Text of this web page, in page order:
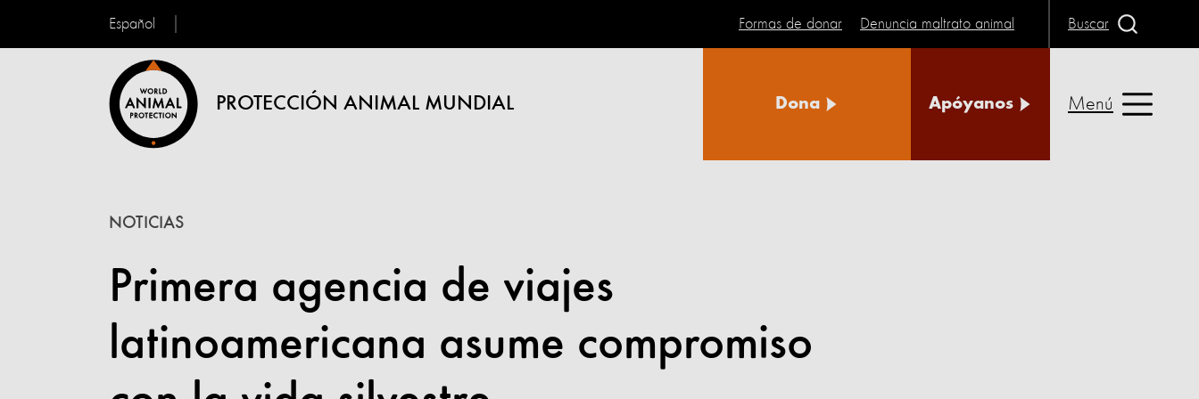
Español
PROTECCIÓN ANIMAL MUNDIAL
Formas de donar Denuncia maltrato animal Buscar
Dona Apóyanos Menú
Primera agencia de viajes
latinoamericana asume compromiso
NOTICIAS